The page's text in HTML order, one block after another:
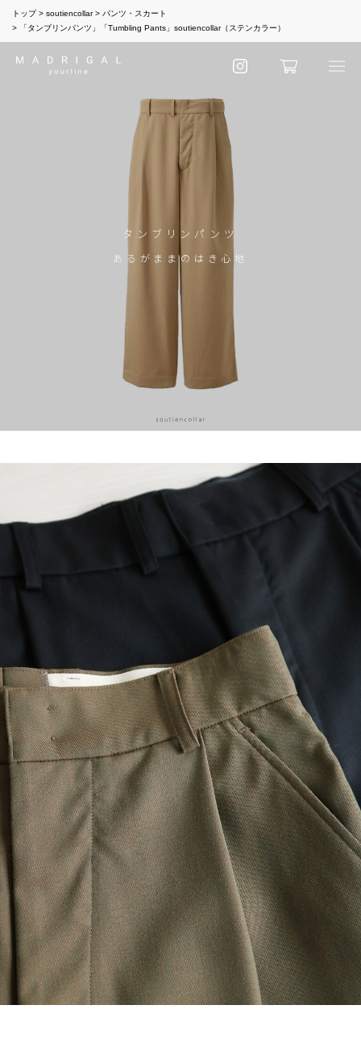
トップ soutiencollar
パンツ・スカート
「タンブリンパンツ」「Tumbling Pants」soutiencollar（ステンカラー）
タンブリンパンツ
あるがままのはき心地